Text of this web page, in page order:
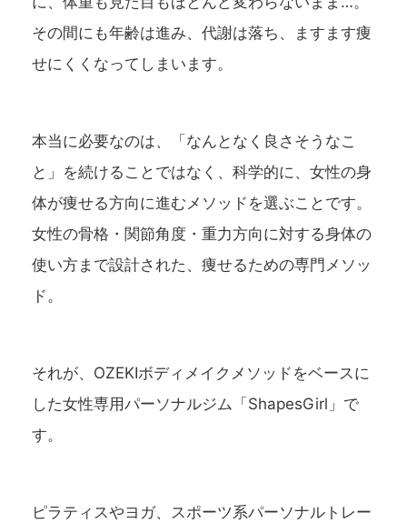
その間にも年齢は進み、代謝は落ち、ますます痩
せにくくなってしまいます。
本当に必要なのは、「なんとなく良さそうなこ
と」を続けることではなく、科学的に、女性の身
体が痩せる方向に進むメソッドを選ぶこと です。
女性の骨格・関節角度・重力方向に対する身体の
使い方まで設計された、痩せるための専門メソッ
ド。
それが、OZEKIボディメイクメソッドをベースに
した女性専用パーソナルジム「ShapesGirl」で
す。
ピラティスやヨガ、スポーツ系パーソナルトレー